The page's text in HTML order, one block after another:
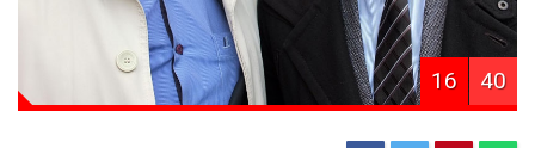
16 40